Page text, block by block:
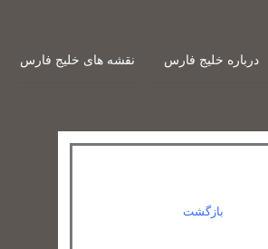
درباره خلیج فارس نقشه های خلیج فارس
بازگشت